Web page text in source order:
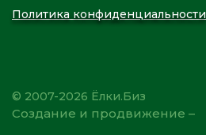
Политика конфиденциальности
© 2007-2026 Ёлки.Биз
Создание и продвижение –